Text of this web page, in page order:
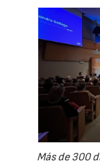
Más de 300